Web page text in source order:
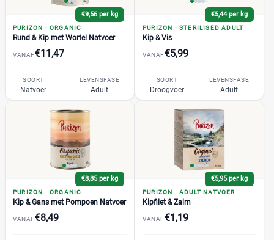
Edgard & Cooper (32)
(18)
Felix
Gilpa
Hill's
Perfect Fit
Pro Plan
(35)
Royal Canin
▼ +11 meer
Prijs
€ €
Prijs per kg
€
€9,56 per kg
PURIZON ·ORGANIC
Rund & Kip met Wortel Natvoer
VANAF€11,47
SOORT
Natvoer
LEVENSFASE
Adult
€5,44 per kg
PURIZON ·STERILISED ADULT
Kip & Vis
VANAF€5,99
SOORT
Droogvoer
LEVENSFASE
Adult
€8,85 per kg
PURIZON ·ORGANIC
Kip & Gans met Pompoen Natvoer
VANAF€8,49
€5,95 per kg
PURIZON ·ADULT NATVOER
Kipfilet & Zalm
VANAF€1,19